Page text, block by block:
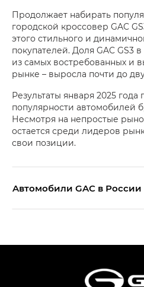
Продолжает набирать
городской кроссовер GAC
этого стильного и
покупателей. Доля GAC GS3
из самых востребованных и
рынке – выросла почти до
Результаты января 2025
популярности автомобилей
Несмотря на непростые
остается среди лидеров
свои позиции.
Aвтомобили GAC в России
Эс Икс ПРЕМИУМ — SX
S7 — Эс 7 (S7) в
Эс Икс ПРЕМИУМ — SX